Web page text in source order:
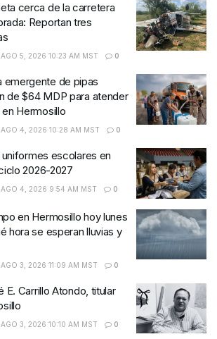
cerca de la carretera
Reportan tres
AGO 5, 2026 10:23 AM MST 0
emergente de pipas
de $64 MDP para atender
Hermosillo
AGO 4, 2026 10:28 AM MST 0
escolares en
2026-2027
AGO 4, 2026 9:54 AM MST 0
en Hermosillo hoy lunes
hora se esperan lluvias y
AGO 3, 2026 11:09 AM MST 0
E. Carrillo Atondo, titular
AGO 3, 2026 10:10 AM MST 0